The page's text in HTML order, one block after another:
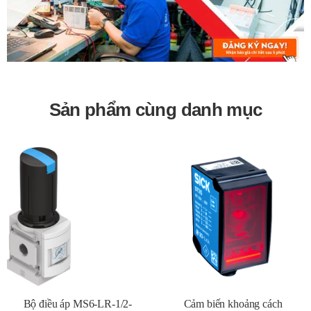
thống công nghiệp.
Bảo hành 12 tháng
Sản phẩm cùng danh mục
Bộ điều áp MS6-LR-1/2- Cảm biến khoảng cách